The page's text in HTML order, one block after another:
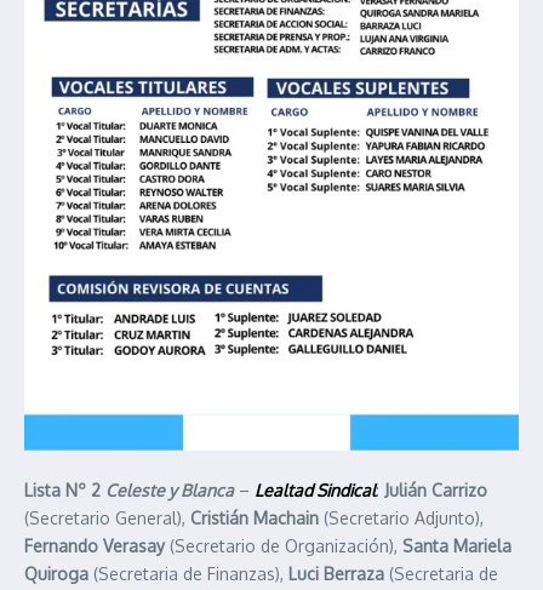
Lista Nº 2 Celeste y Blanca– Lealtad Sindical: Julián Carrizo
(Secretario General), Cristián Machain (Secretario Adjunto),
Fernando Verasay(Secretario de Organización), Santa Mariela
Quiroga (Secretaria de Finanzas), Luci Berraza (Secretaria de